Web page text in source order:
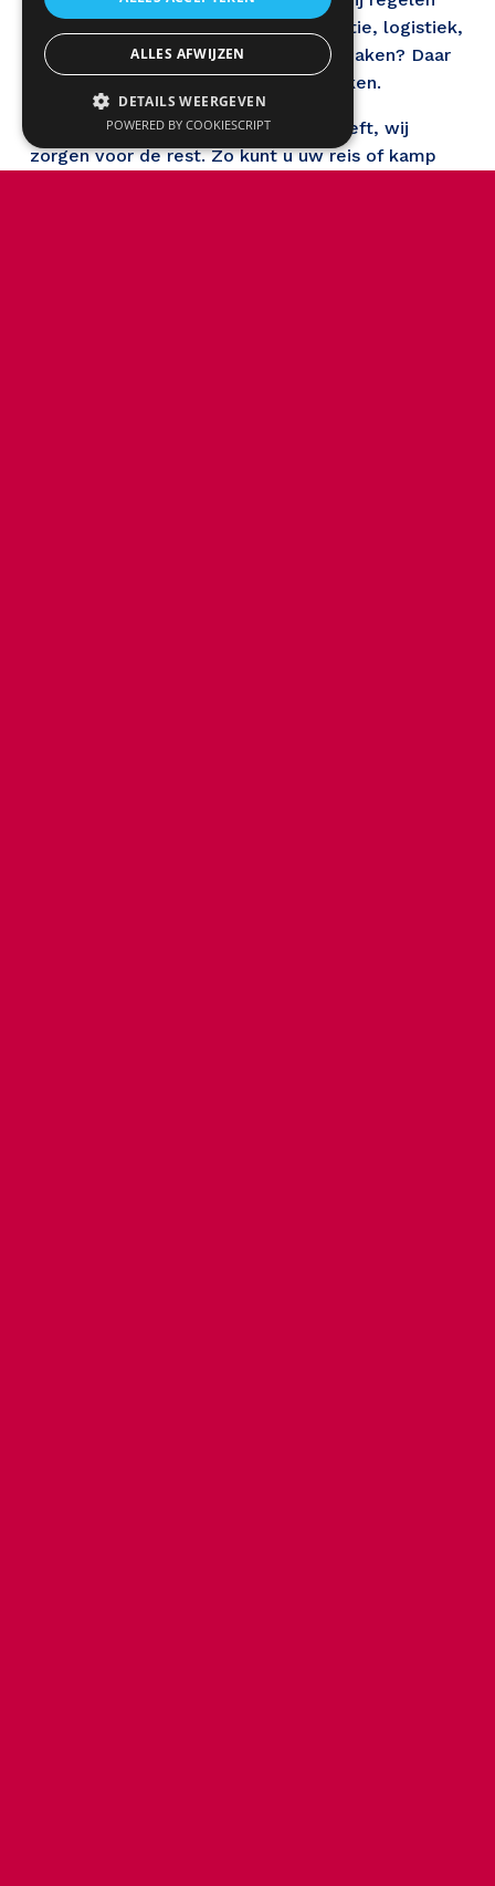
alles achter de schermen. Administratie, logistiek,
verzekeringen en andere praktische zaken? Daar
hoeft u zich geen zorgen over te maken.
U vertelt ons wat uw groep nodig heeft, wij
zorgen voor de rest. Zo kunt u uw reis of kamp
ALLES AFWIJZEN
DETAILS WEERGEVEN
POWERED BY COOKIESCRIPT